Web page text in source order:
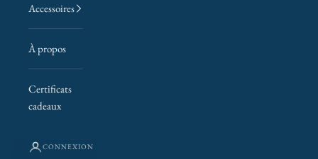
Accessoires
À propos
Certificats
cadeaux
CONNEXION